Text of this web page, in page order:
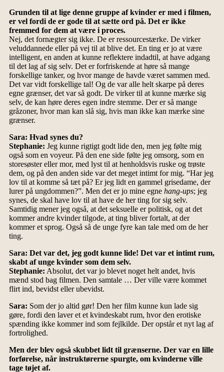
Grunden til at lige denne gruppe af kvinder er med i filmen,
er vel fordi de er gode til at sætte ord på. Det er ikke
fremmed for dem at være i proces.
Nej, det fornægter sig ikke. De er ressourcestærke. De virker
veluddannede eller på vej til at blive det. En ting er jo at være
intelligent, en anden at kunne reflektere indadtil, at have adgang
til det lag af sig selv. Det er forfriskende at høre så mange
forskellige tanker, og hvor mange de havde været sammen med.
Det var vidt forskellige tal! Og de var alle helt skarpe på deres
egne grænser, det var så godt. De virker til at kunne mærke sig
selv, de kan høre deres egen indre stemme. Der er så mange
gråzoner, hvor man kan slå sig, hvis man ikke kan mærke sine
grænser.
Sara: Hvad synes du?
Stephanie: Jeg kunne rigtigt godt lide den, men jeg følte mig
også som en voyeur. På den ene side følte jeg omsorg, som en
storesøster eller mor, med lyst til at henholdsvis ruske og trøste
dem, og på den anden side var det meget intimt for mig. “Har jeg
lov til at komme så tæt på? Er jeg lidt en gammel grisedame, der
lurer på ungdommen?”. Men det er jo mine egne hang-ups; jeg
synes, de skal have lov til at have de her ting for sig selv.
Samtidig mener jeg også, at det seksuelle er politisk, og at det
kommer andre kvinder tilgode, at ting bliver fortalt, at der
kommer et sprog. Også så de unge fyre kan tale med om de her
ting.
Sara: Det var det, jeg godt kunne lide! Det var et intimt rum,
skabt af unge kvinder som dem selv.
Stephanie: Absolut, det var jo blevet noget helt andet, hvis
mænd stod bag filmen. Den samtale … Der ville være kommet
flirt ind, bevidst eller ubevidst.
Sara: Som der jo altid gør! Den her film kunne kun lade sig
gøre, fordi den laver et et kvindeskabt rum, hvor den erotiske
spænding ikke kommer ind som fejlkilde. Der opstår et nyt lag af
fortrolighed.
Men der blev også skubbet lidt til grænserne. Der var en lille
forførelse, når instruktørerne spurgte, om kvinderne ville
tage tøjet af.